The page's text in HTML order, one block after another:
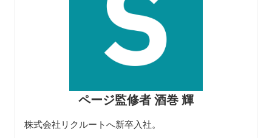
ページ監修者 酒巻 輝
株式会社リクルートへ新卒入社。